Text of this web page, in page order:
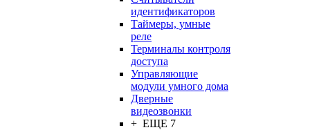
идентификаторов
Таймеры, умные
реле
Терминалы контроля
доступа
Управляющие
модули умного дома
Дверные
видеозвонки
+ ЕЩЕ 7